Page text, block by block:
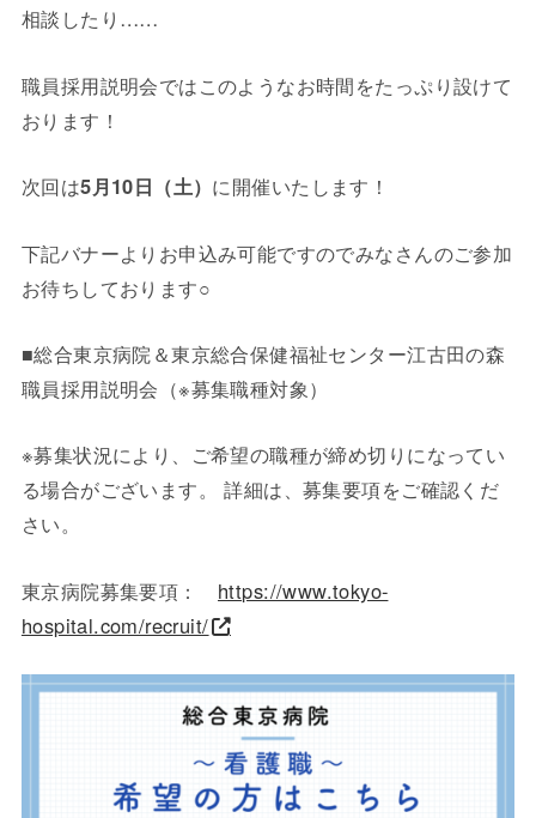
相談したり……
職員採用説明会ではこのようなお時間をたっぷり設けて
おります！
次回は5月10日（土） に開催いたします！
下記バナーよりお申込み可能ですのでみなさんのご参加
お待ちしております○
■総合東京病院＆東京総合保健福祉センター江古田の森
職員採用説明会（※募集職種対象）
※募集状況により、ご希望の職種が締め切りになってい
る場合がございます。 詳細は、募集要項をご確認くだ
さい。
東京病院募集要項： https://www.tokyo-
hospital.com/recruit/